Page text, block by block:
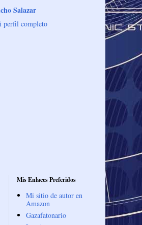
Salazar
perfil completo
Mis Enlaces Preferidos
Mi sitio de autor en
Amazon
Gazafatonario